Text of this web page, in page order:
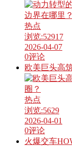
热点
浏览:52917
2026-04-07
0评论
欧美巨头高
热点
浏览:5629
2026-04-01
0评论
火爆交车